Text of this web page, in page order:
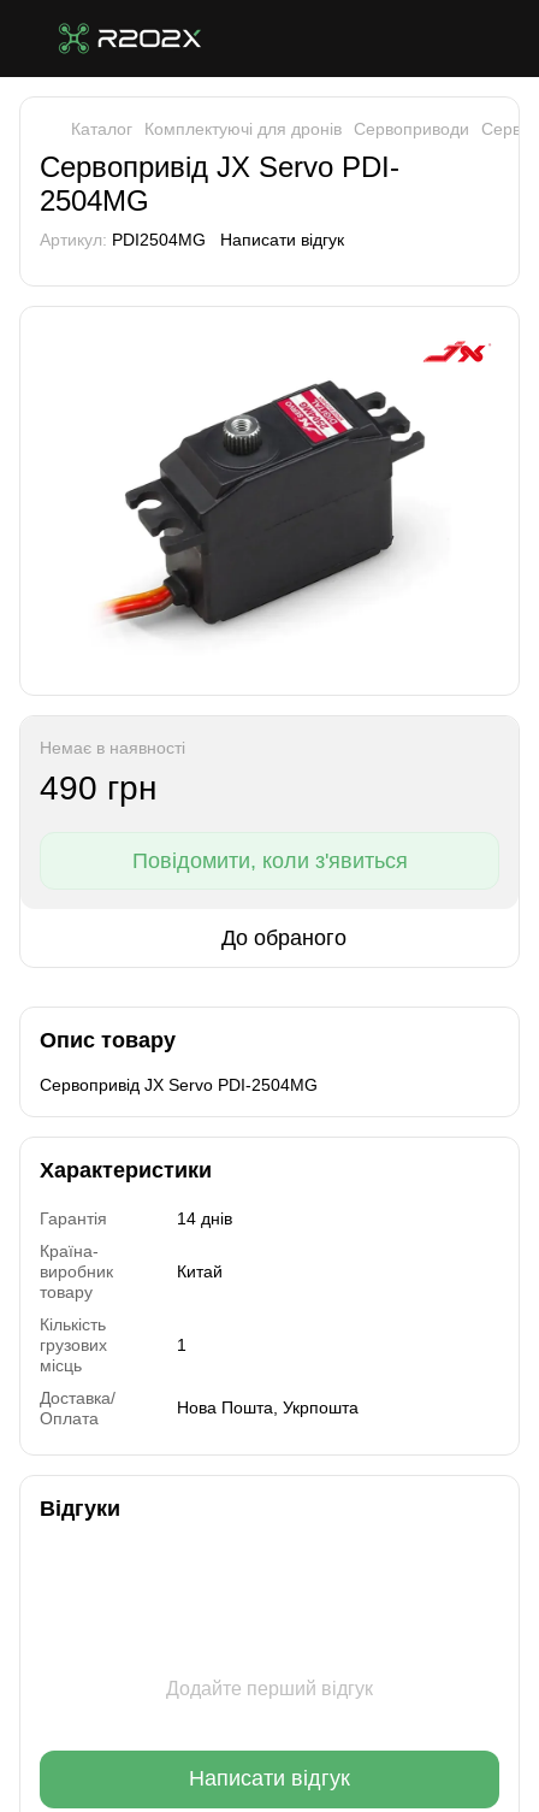
Каталог Комплектуючі для дронів Сервоприводи
Сервопривід JX Servo PDI-
2504MG
Артикул: PDI2504MG Написати відгук
Немає в наявності
490 грн
Повідомити, коли з'явиться
До обраного
Опис товару
Сервопривід JX Servo PDI-2504MG
Характеристики
Гарантія
14 днів
Країна-
виробник
товару
Китай
Кількість
грузових
місць
1
Доставка/
Оплата
Нова Пошта, Укрпошта
Відгуки
Додайте перший відгук
Написати відгук